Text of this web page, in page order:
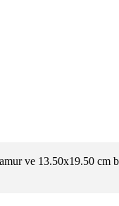
ve 13.50x19.50 cm